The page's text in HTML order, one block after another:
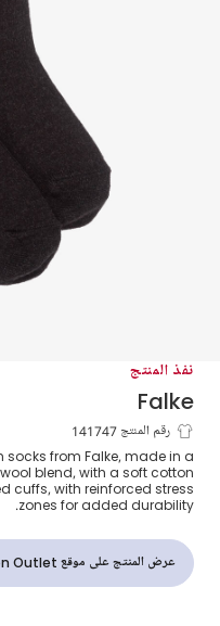
نفذ المنتج
Falke
جوارب قصيرة صوف
رقم المنتج 141747
from Falke, made in a
blend, with a soft cotton
cuffs, with reinforced stress
zones for added durability.
عرض المنتج على موقع Childrensalon Outlet